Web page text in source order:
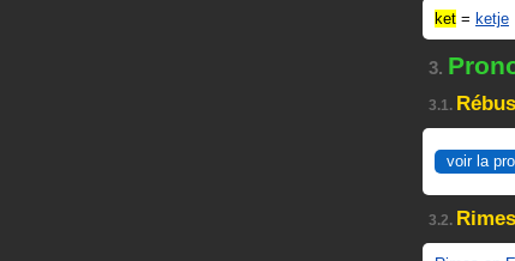
ket = ketje
3.
3.1.
voir la
3.2. Rimes